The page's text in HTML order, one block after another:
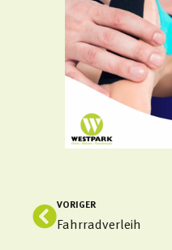
Zurück
VORIGER
Fahrradverleih